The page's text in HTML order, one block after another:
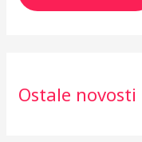
Ostale novosti